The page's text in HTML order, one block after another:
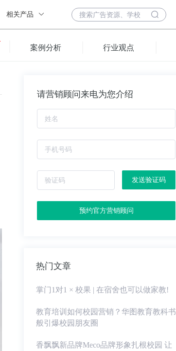
相关产品
案例分析 行业观点
请营销顾问来电为您介绍
发送验证码
预约官方营销顾问
热门文章
掌门1对1 × 校果 | 在宿舍也可以做家教!
教育培训如何校园营销？华图教育教科书
般引爆校园朋友圈
香飘飘新品牌Meco品牌形象扎根校园 让